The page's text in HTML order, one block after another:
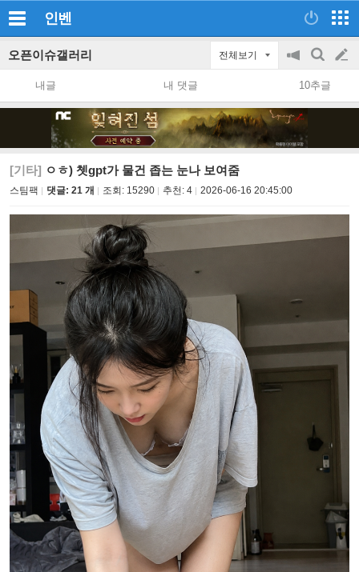
인벤
오픈이슈갤러리 전체보기
공
지
on/off
검
색
글
쓰
내글 내 댓글 10추글
[기타] ㅇㅎ) 쳇gpt가 물건 좁는 눈나 보여줌
스팀팩 댓글: 21 개 조회: 15290 추천: 4 2026-06-16 20:45:00